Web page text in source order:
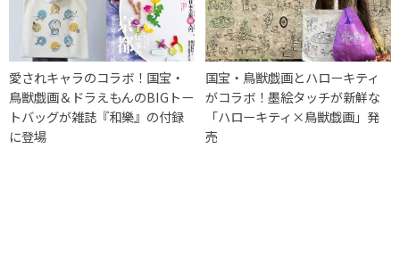
愛されキャラのコラボ！国宝・
鳥獣戯画＆ドラえもんのBIGトー
トバッグが雑誌『和樂』の付録
に登場
国宝・鳥獣戯画とハローキティ
がコラボ！墨絵タッチが新鮮な
「ハローキティ×鳥獣戯画」発
売